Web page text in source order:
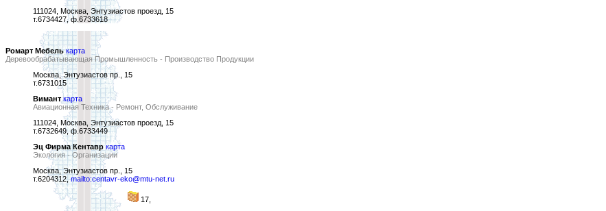
111024, Москва, Энтузиастов проезд, 15
т.6734427, ф.6733618
Ромарт Мебель карта
Деревообрабатывающая Промышленность - Производство Продукции
Москва, Энтузиастов пр., 15
т.6731015
Вимант карта
Авиационная Техника - Ремонт, Обслуживание
111024, Москва, Энтузиастов проезд, 15
т.6732649, ф.6733449
Эц Фирма Кентавр карта
Экология - Организации
Москва, Энтузиастов пр., 15
т.6204312,mailto:centavr-eko@mtu-net.ru
17,